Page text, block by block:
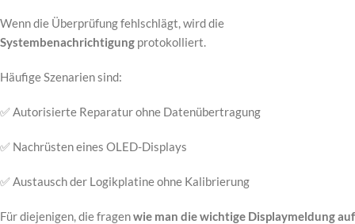
Wenn die Überprüfung fehlschlägt, wird die
Systembenachrichtigung protokolliert.
Häufige Szenarien sind:
✅ Autorisierte Reparatur ohne Datenübertragung
✅ Nachrüsten eines OLED-Displays
✅ Austausch der Logikplatine ohne Kalibrierung
Für diejenigen, die fragenwie man die wichtige Displaymeldung auf